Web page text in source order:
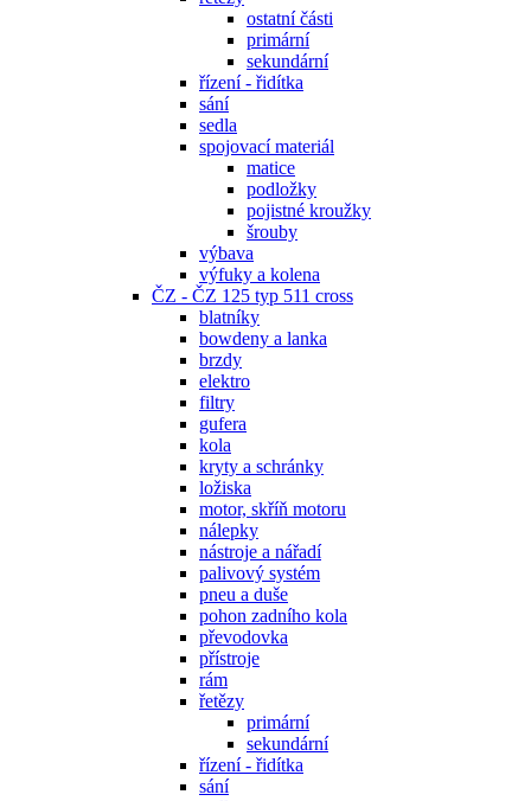
ostatní části
primární
sekundární
řízení - řidítka
sání
sedla
spojovací materiál
matice
podložky
pojistné kroužky
šrouby
výbava
výfuky a kolena
ČZ - ČZ 125 typ 511 cross
blatníky
bowdeny a lanka
brzdy
elektro
filtry
gufera
kola
kryty a schránky
ložiska
motor, skříň motoru
nálepky
nástroje a nářadí
palivový systém
pneu a duše
pohon zadního kola
převodovka
přístroje
rám
řetězy
primární
sekundární
řízení - řidítka
sání